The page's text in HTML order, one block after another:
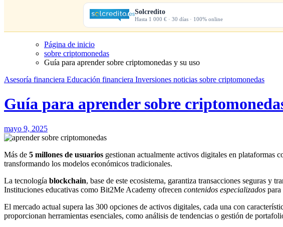
Solcredito
Hasta 1 000 € · 30 días · 100% online
Página de inicio
sobre criptomonedas
Guía para aprender sobre criptomonedas y su uso
Asesoría financiera Educación financiera Inversiones noticias sobre criptomonedas
Guía para aprender sobre
mayo 9, 2025
Más de 5 millones de usuarios gestionan actualmente activos digitales en plataformas
transformando los modelos económicos tradicionales.
La tecnología blockchain, base de este ecosistema, garantiza transacciones seguras y
Instituciones educativas como Bit2Me Academy ofrecen contenidos especializados para
El mercado actual supera las 300 opciones de activos digitales, cada una con
proporcionan herramientas esenciales, como análisis de tendencias o gestión de